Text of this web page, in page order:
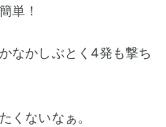
単！
なかしぶとく4発も撃ち
くないなぁ。